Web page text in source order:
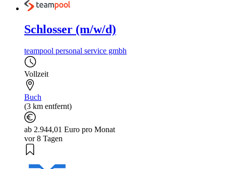
Schlosser (m/w/d)
teampool personal service gmbh
Vollzeit
Buch
(3 km entfernt)
ab 2.944,01 Euro pro Monat
vor 8 Tagen